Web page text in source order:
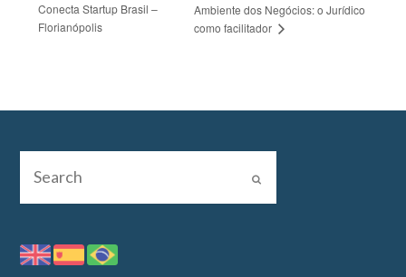
Conecta Startup Brasil –
Florianópolis
Ambiente dos Negócios: o Jurídico
como facilitador